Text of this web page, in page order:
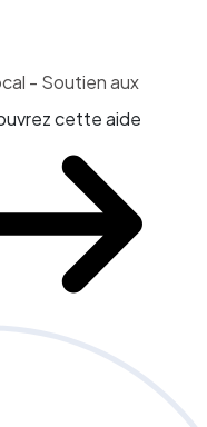
- Soutien aux
cette aide